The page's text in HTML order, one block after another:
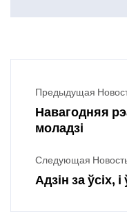
Предыдущая
Навагодняя
моладзі
Следующая
Адзін за ўсіх,